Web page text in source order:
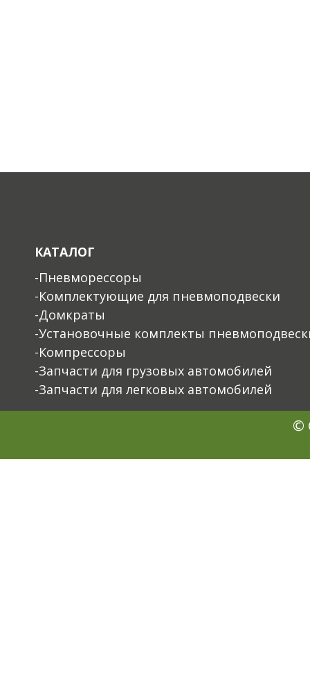
КАТАЛОГ
-Пневморессоры
-Комплектующие для пневмоподвески
-Домкраты
-Установочные комплекты
-Компрессоры
-Запчасти для грузовых автомобилей
-Запчасти для легковых автомобилей
©